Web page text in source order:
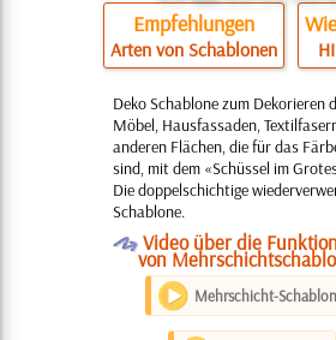
Empfehlungen
Arten von Schablonen
Deko Schablone zum Dekorieren
Möbel, Hausfassaden,
anderen Flächen, die für das
sind, mit dem «Schüssel im
Die doppelschichtige
Schablone.
O Video über die
von
Mehrschicht-